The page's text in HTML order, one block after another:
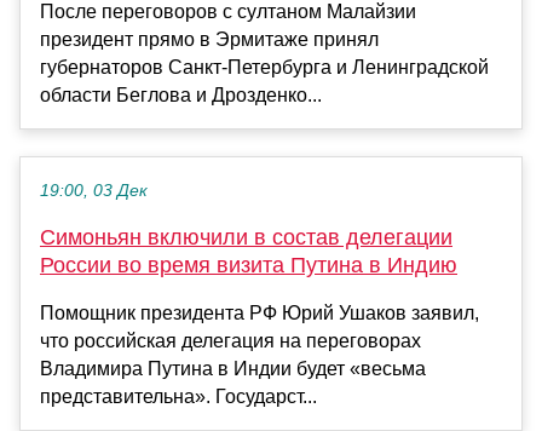
После переговоров с султаном Малайзии
президент прямо в Эрмитаже принял
губернаторов Санкт-Петербурга и Ленинградской
области Беглова и Дрозденко...
19:00, 03 Дек
Симоньян включили в состав делегации
России во время визита Путина в Индию
Помощник президента РФ Юрий Ушаков заявил,
что российская делегация на переговорах
Владимира Путина в Индии будет «весьма
представительна». Государст...